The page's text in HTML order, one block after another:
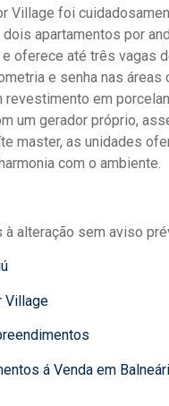
Village foi
dois apartamentos por
oferece até três vagas
e senha nas
em
um gerador próprio,
master, as unidades
com o ambiente.
alteração sem aviso
Village
á Venda em